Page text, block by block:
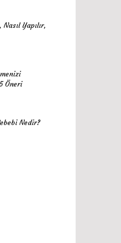
Yapılır,
Öneri
Nedir?